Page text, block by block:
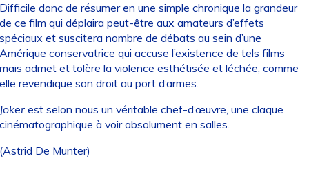
donc de résumer en une simple chronique la grandeur
ce film qui déplaira peut-être aux amateurs d’effets
et suscitera nombre de débats au sein d’une
conservatrice qui accuse l’existence de tels films
admet et tolère la violence esthétisée et léchée, comme
revendique son droit au port d’armes.
est selon nous un véritable chef-d’œuvre, une claque
à voir absolument en salles.
De Munter)